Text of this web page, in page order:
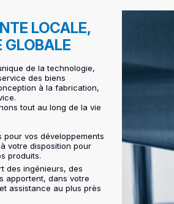
LOCALE,
GLOBALE
de la technologie,
des biens
à la fabrication,
tout au long de la vie
pour vos développements
votre disposition pour
produits.
des ingénieurs, des
apportent, dans votre
assistance au plus près